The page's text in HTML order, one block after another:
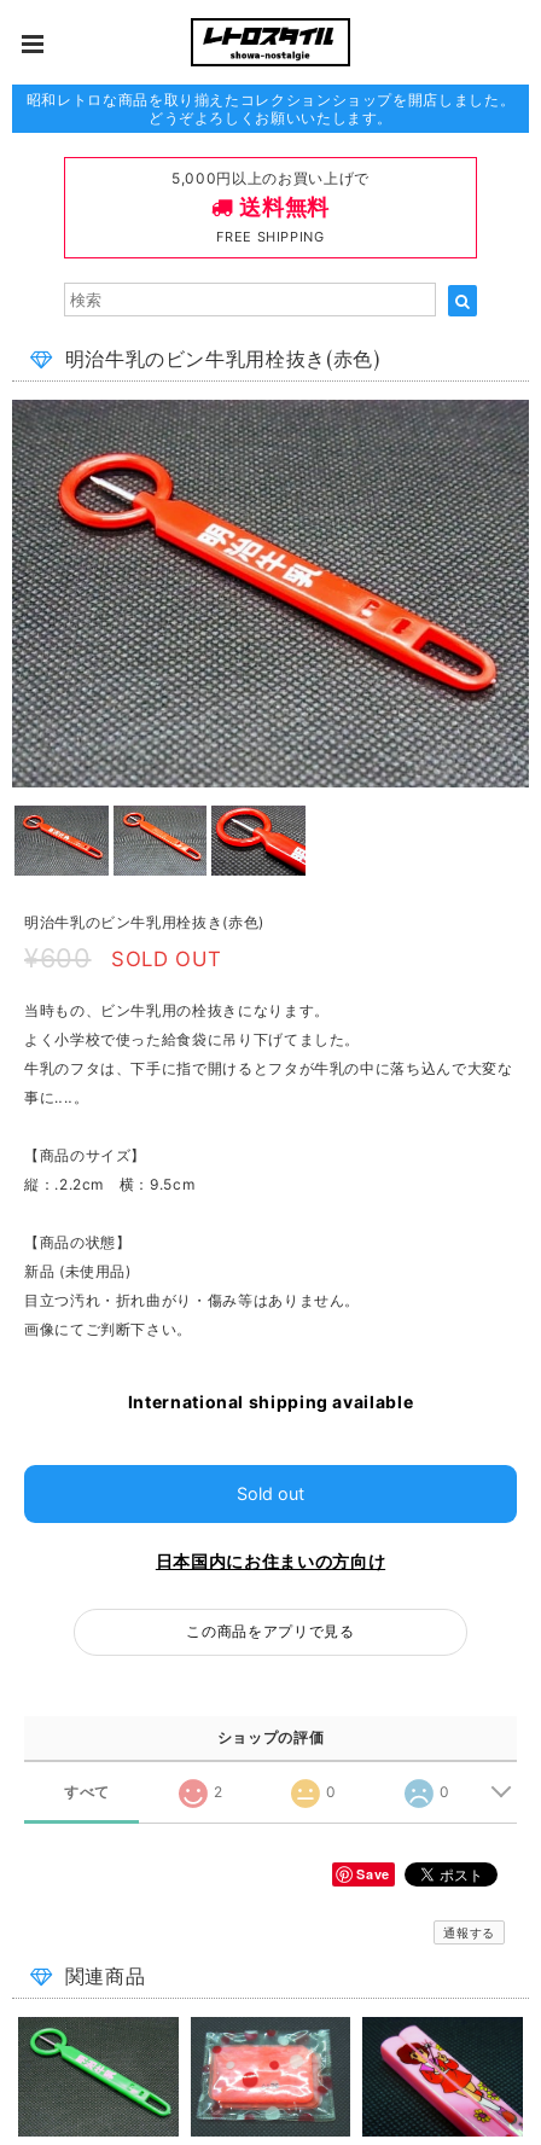
昭和レトロな商品を取り揃えたコレクションショップを開店しました。
どうぞよろしくお願いいたします。
5,000円以上のお買い上げで
送料無料
FREE SHIPPING
明治牛乳のビン牛乳用栓抜き(赤色)
明治牛乳のビン牛乳用栓抜き(赤色)
¥600 SOLD OUT
当時もの、ビン牛乳用の栓抜きになります。
よく小学校で使った給食袋に吊り下げてました。
牛乳のフタは、下手に指で開けるとフタが牛乳の中に落ち込んで大変な
事に‥‥。
【商品のサイズ】
縦：.2.2cm 横：9.5cm
【商品の状態】
新品 (未使用品)
目立つ汚れ・折れ曲がり・傷み等はありません。
画像にてご判断下さい。
International shipping available
Sold out
日本国内にお住まいの方向け
この商品をアプリで見る
ショップの評価
すべて 2 0 0
Save
通報する
関連商品